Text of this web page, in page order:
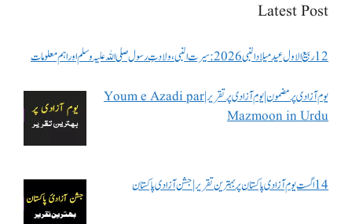
Latest Post
12 ربیع الاول عید میلاد النبی 2026: سیرت النبی، ولادتِ رسول صلی اللہ علیہ وسلم اور اہم معلومات
یوم آزادی پر مضمون | یوم آزادی پر تقریر | Youm e Azadi par
Mazmoon in Urdu
14 اگست یوم آزادی پاکستان پر بہترین تقریر | جشن آزادی پاکستان